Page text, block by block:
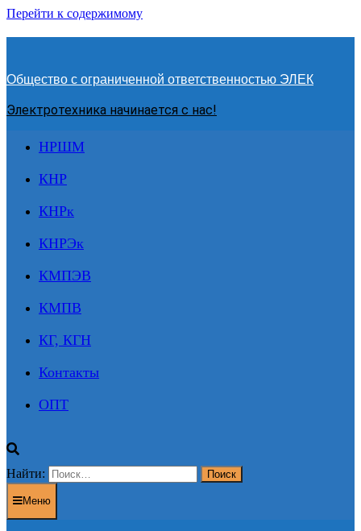
Перейти к содержимому
Общество с ограниченной ответственностью ЭЛЕК
Электротехника начинается с нас!
НРШМ
КНР
КНРк
КНРЭк
КМПЭВ
КМПВ
КГ, КГН
Контакты
ОПТ
Найти:
Меню